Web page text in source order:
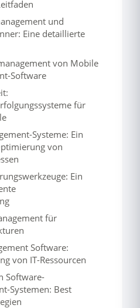
und
Eine detaillierte
von Mobile
Software
für
Systeme: Ein
von
Ein
für
Software:
von IT-Ressourcen
Software-
Systemen: Best